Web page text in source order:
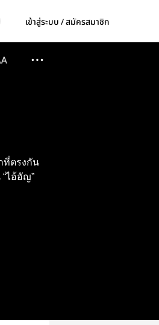
เข้าสู่ระบบ / สมัครสมาชิก
ที่ตรงกัน
ไอ้อัญ”